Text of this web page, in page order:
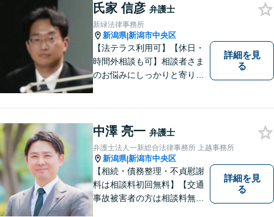
るため日々研鑽を積んでいま
す
氏家 信彦 弁護士
新緑法律事務所
新潟県|新潟市中央区
【法テラス利用可】【休日・
時間外相談も可】相談者さま
のお悩みにしっかりと寄り添
業・行政窓口など適切な相談
先をご紹介しています。
詳細を見
る
中澤 亮一 弁護士
弁護士法人一新総合法律事務所 上越事務所
新潟県|新潟市中央区
【相続・債務整理・不貞慰謝
料は相談料初回無料】【交通
事故被害者の方は相談料無料
詳細を見
る